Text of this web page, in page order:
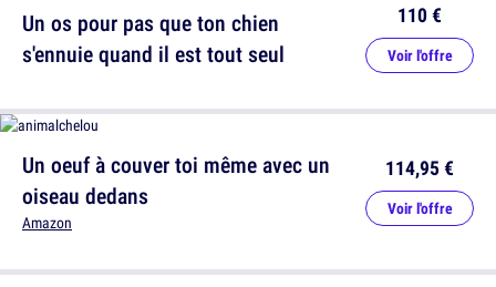
Un os pour pas que ton chien
s'ennuie quand il est tout seul
110 €
Voir l'offre
Un oeuf à couver toi même avec un
oiseau dedans
Amazon
114,95 €
Voir l'offre